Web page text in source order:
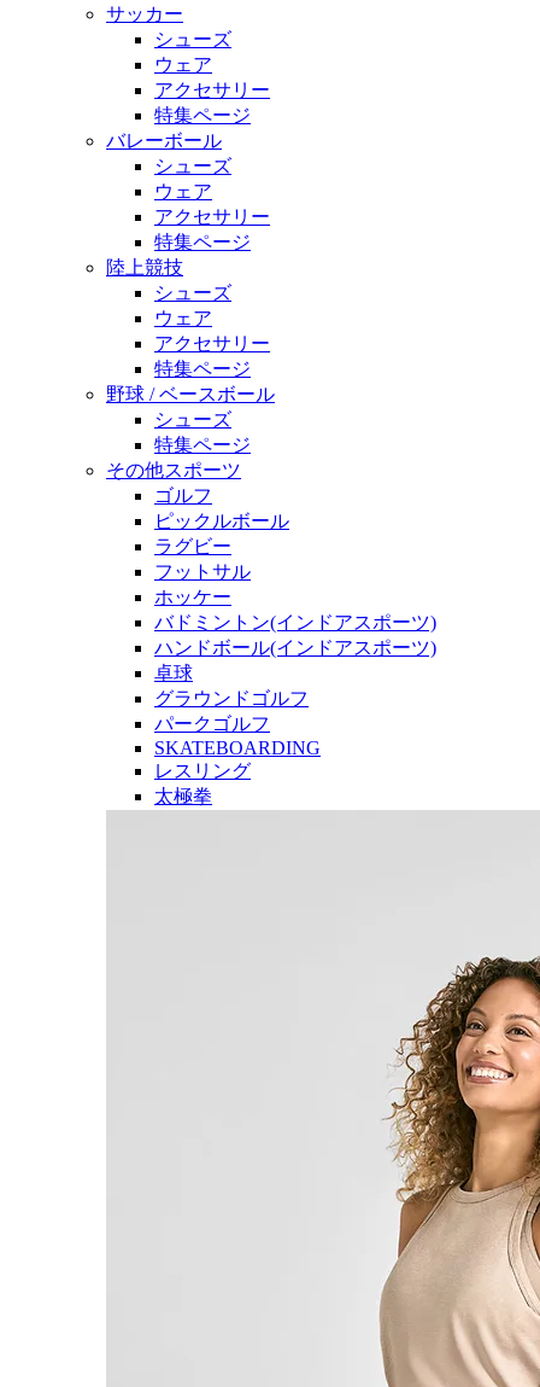
サッカー
シューズ
ウェア
アクセサリー
特集ページ
バレーボール
シューズ
ウェア
アクセサリー
特集ページ
陸上競技
シューズ
ウェア
アクセサリー
特集ページ
野球 / ベースボール
シューズ
特集ページ
その他スポーツ
ゴルフ
ピックルボール
ラグビー
フットサル
ホッケー
バドミントン(インドアスポーツ)
ハンドボール(インドアスポーツ)
卓球
グラウンドゴルフ
パークゴルフ
SKATEBOARDING
レスリング
太極拳